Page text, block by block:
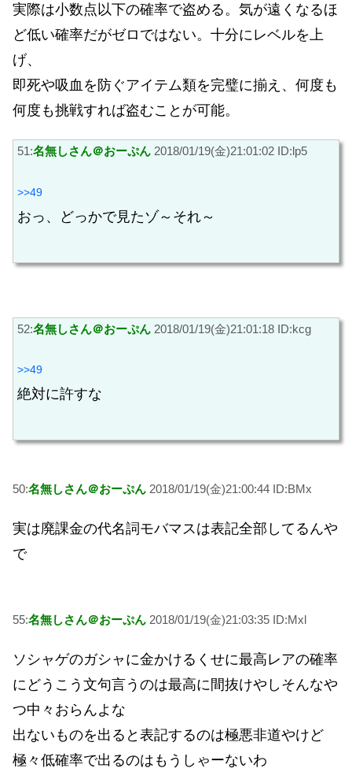
実際は小数点以下の確率で盗める。気が遠くなるほ
ど低い確率だがゼロではない。十分にレベルを上
げ、
即死や吸血を防ぐアイテム類を完璧に揃え、何度も
何度も挑戦すれば盗むことが可能。
51:名無しさん＠おーぷん 2018/01/19(金)21:01:02 ID:lp5
>>49
おっ、どっかで見たゾ～それ～
52:名無しさん＠おーぷん 2018/01/19(金)21:01:18 ID:kcg
>>49
絶対に許すな
50:名無しさん＠おーぷん 2018/01/19(金)21:00:44 ID:BMx
実は廃課金の代名詞モバマスは表記全部してるんや
で
55:名無しさん＠おーぷん 2018/01/19(金)21:03:35 ID:Mxl
ソシャゲのガシャに金かけるくせに最高レアの確率
にどうこう文句言うのは最高に間抜けやしそんなや
つ中々おらんよな
出ないものを出ると表記するのは極悪非道やけど
極々低確率で出るのはもうしゃーないわ